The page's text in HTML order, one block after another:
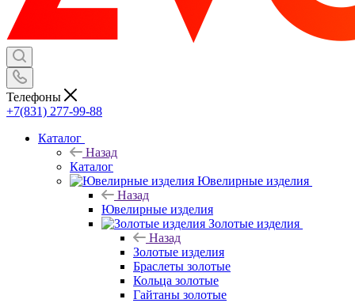
Телефоны
+7(831) 277-99-88
Каталог
Назад
Каталог
Ювелирные изделия
Назад
Ювелирные изделия
Золотые изделия
Назад
Золотые изделия
Браслеты золотые
Кольца золотые
Гайтаны золотые